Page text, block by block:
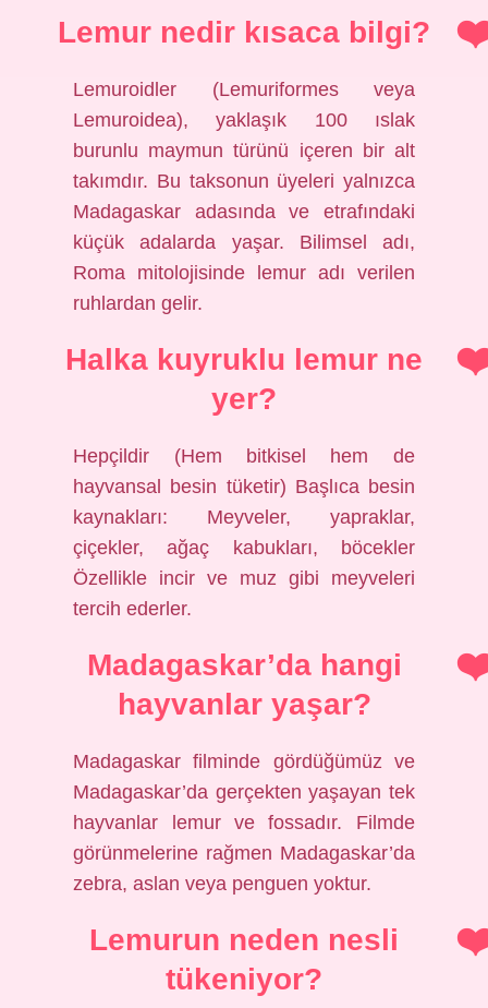
Lemur nedir kısaca bilgi?
Lemuroidler (Lemuriformes veya
Lemuroidea), yaklaşık 100 ıslak
burunlu maymun türünü içeren bir alt
takımdır. Bu taksonun üyeleri yalnızca
Madagaskar adasında ve etrafındaki
küçük adalarda yaşar. Bilimsel adı,
Roma mitolojisinde lemur adı verilen
ruhlardan gelir.
Halka kuyruklu lemur ne
yer?
Hepçildir (Hem bitkisel hem de
hayvansal besin tüketir) Başlıca besin
kaynakları: Meyveler, yapraklar,
çiçekler, ağaç kabukları, böcekler
Özellikle incir ve muz gibi meyveleri
tercih ederler.
Madagaskar’da hangi
hayvanlar yaşar?
Madagaskar filminde gördüğümüz ve
Madagaskar’da gerçekten yaşayan tek
hayvanlar lemur ve fossadır. Filmde
görünmelerine rağmen Madagaskar’da
zebra, aslan veya penguen yoktur.
Lemurun neden nesli
tükeniyor?